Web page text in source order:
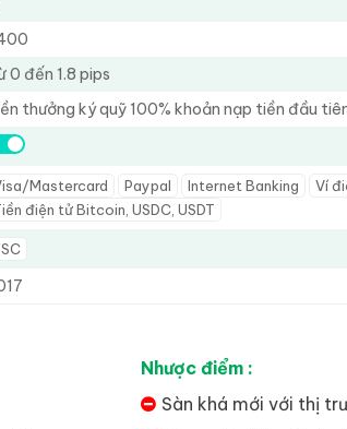
0 đến 1.8 pips
thưởng ký quỹ 100% khoản nạp tiền đầu
Mastercard Paypal Internet Banking
Ví
điện tử Bitcoin, USDC, USDT
Nhược điểm :
Sàn khá mới với thị